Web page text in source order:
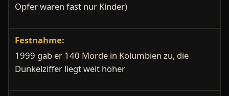
Opfer waren fast nur Kinder)
Festnahme:
1999 gab er 140 Morde in Kolumbien zu, die
Dunkelziffer liegt weit höher